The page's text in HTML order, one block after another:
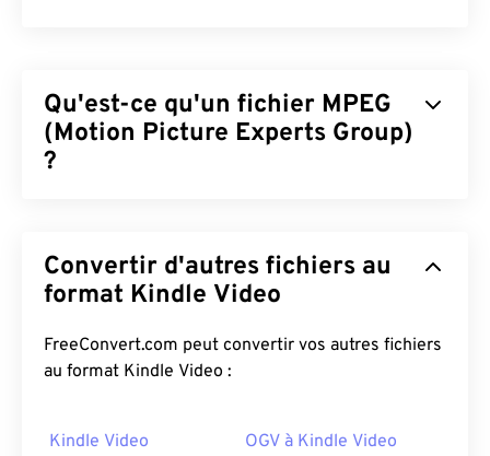
Qu'est-ce qu'un fichier MPEG
(Motion Picture Experts Group)
?
ainsi que le nom de l'organisation qui a développé
les normes de ce format. Ce format de fichier
codecs, produisant des fichiers de petite taille et
de qualité relativement bonne. L'extension de
Convertir d'autres fichiers au
format Kindle Video
FreeConvert.com peut convertir vos autres fichiers
au format Kindle Video :
Kindle Video
OGV à Kindle Video